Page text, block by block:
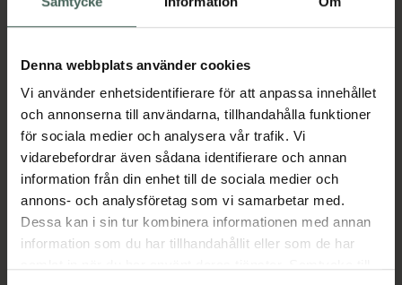
Denna webbplats använder cookies
Vi använder enhetsidentifierare för att anpassa innehållet
och annonserna till användarna, tillhandahålla funktioner
för sociala medier och analysera vår trafik. Vi
vidarebefordrar även sådana identifierare och annan
information från din enhet till de sociala medier och
annons- och analysföretag som vi samarbetar med.
Dessa kan i sin tur kombinera informationen med annan
information som du har tillhandahållit eller som de har
I apotek:217,90 kr
Aktuella erbjudanden
Beskrivning Dölj
EAN:08594739262119